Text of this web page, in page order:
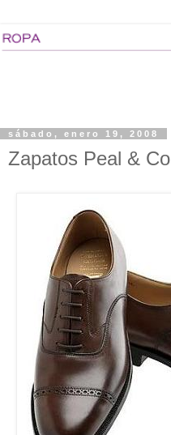
sábado, enero 19, 2008
Zapatos Peal & Co